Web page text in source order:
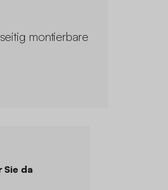
montierbare
Sie da